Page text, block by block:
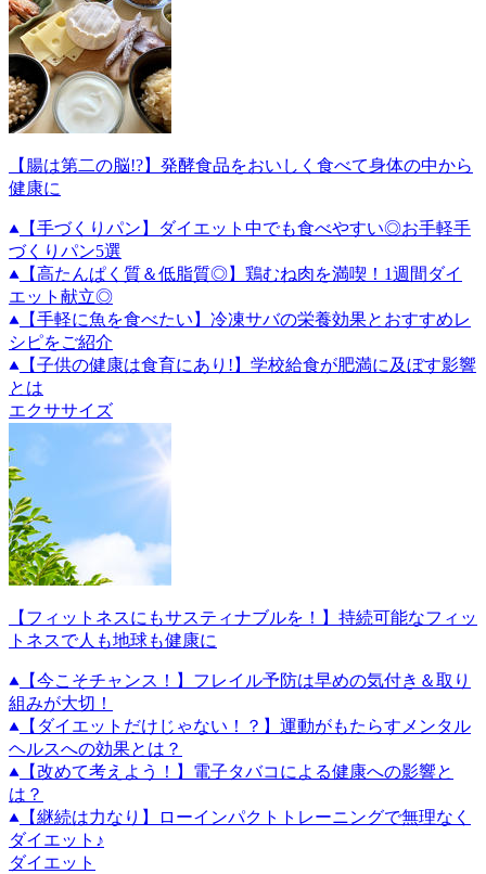
【腸は第二の脳!?】発酵食品をおいしく食べて身体の中から
健康に
【手づくりパン】ダイエット中でも食べやすい◎お手軽手
づくりパン5選
【高たんぱく質＆低脂質◎】鶏むね肉を満喫！1週間ダイ
エット献立◎
【手軽に魚を食べたい】冷凍サバの栄養効果とおすすめレ
シピをご紹介
【子供の健康は食育にあり!】学校給食が肥満に及ぼす影響
とは
エクササイズ
【フィットネスにもサスティナブルを！】持続可能なフィッ
トネスで人も地球も健康に
【今こそチャンス！】フレイル予防は早めの気付き＆取り
組みが大切！
【ダイエットだけじゃない！？】運動がもたらすメンタル
ヘルスへの効果とは？
【改めて考えよう！】電子タバコによる健康への影響と
は？
【継続は力なり】ローインパクトトレーニングで無理なく
ダイエット♪
ダイエット